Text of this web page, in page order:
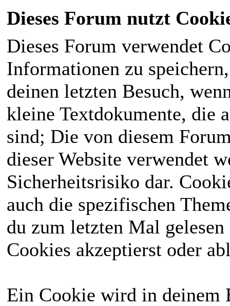
Dieses Forum nutzt
Dieses Forum verwendet
Informationen zu
deinen letzten Besuch,
kleine Textdokumente, die
sind; Die von diesem
dieser Website verwendet
Sicherheitsrisiko dar.
auch die spezifischen
du zum letzten Mal
Cookies akzeptierst oder
Ein Cookie wird in deinem